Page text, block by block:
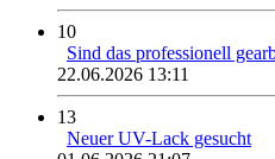
10
Sind das professionell
22.06.2026 13:11
13
Neuer UV-Lack gesucht